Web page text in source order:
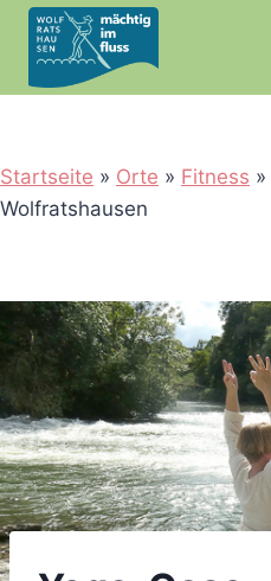
Zum
Inhalt
springen
Startseite » Orte » Fitness »
Wolfratshausen